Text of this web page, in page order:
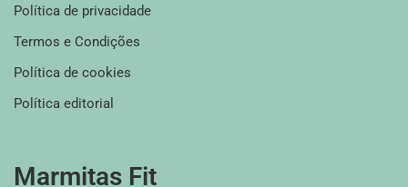
Política de privacidade
Termos e Condições
Política de cookies
Política editorial
Marmitas Fit